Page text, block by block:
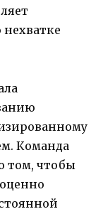
нехватке
Команда
том, чтобы